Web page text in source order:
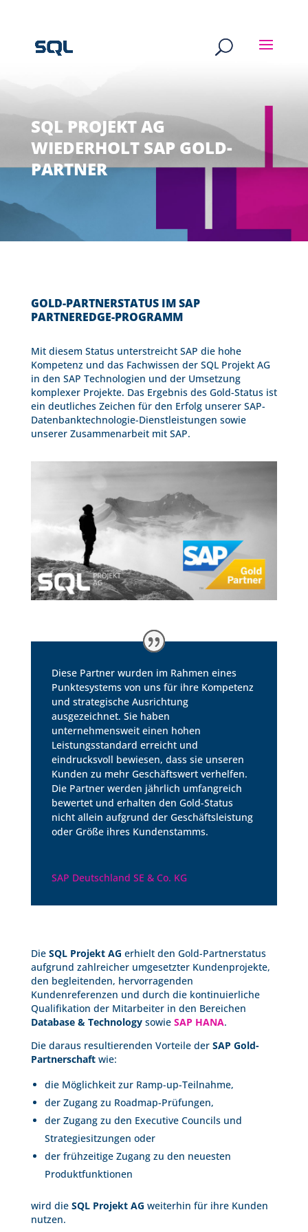
SQL PROJEKT AG
WIEDERHOLT SAP GOLD-
PARTNER
GOLD-PARTNERSTATUS IM SAP
PARTNEREDGE-PROGRAMM
Mit diesem Status unterstreicht SAP die hohe
Kompetenz und das Fachwissen der SQL Projekt AG
in den SAP Technologien und der Umsetzung
komplexer Projekte. Das Ergebnis des Gold-Status ist
ein deutliches Zeichen für den Erfolg unserer SAP-
Datenbanktechnologie-Dienstleistungen sowie
unserer Zusammenarbeit mit SAP.
Diese Partner wurden im Rahmen eines
Punktesystems von uns für ihre Kompetenz
und strategische Ausrichtung
ausgezeichnet. Sie haben
unternehmensweit einen hohen
Leistungsstandard erreicht und
eindrucksvoll bewiesen, dass sie unseren
Kunden zu mehr Geschäftswert verhelfen.
Die Partner werden jährlich umfangreich
bewertet und erhalten den Gold-Status
nicht allein aufgrund der Geschäftsleistung
oder Größe ihres Kundenstamms.
SAP Deutschland SE & Co. KG
Die SQL Projekt AG erhielt den Gold-Partnerstatus
aufgrund zahlreicher umgesetzter Kundenprojekte,
den begleitenden, hervorragenden
Kundenreferenzen und durch die kontinuierliche
Qualifikation der Mitarbeiter in den Bereichen
Database & Technologysowie SAP HANA.
Die daraus resultierenden Vorteile der SAP Gold-
Partnerschaftwie:
die Möglichkeit zur Ramp-up-Teilnahme,
der Zugang zu Roadmap-Prüfungen,
der Zugang zu den Executive Councils und
Strategiesitzungen oder
der frühzeitige Zugang zu den neuesten
Produktfunktionen
wird die SQL Projekt AG weiterhin für ihre Kunden
nutzen.